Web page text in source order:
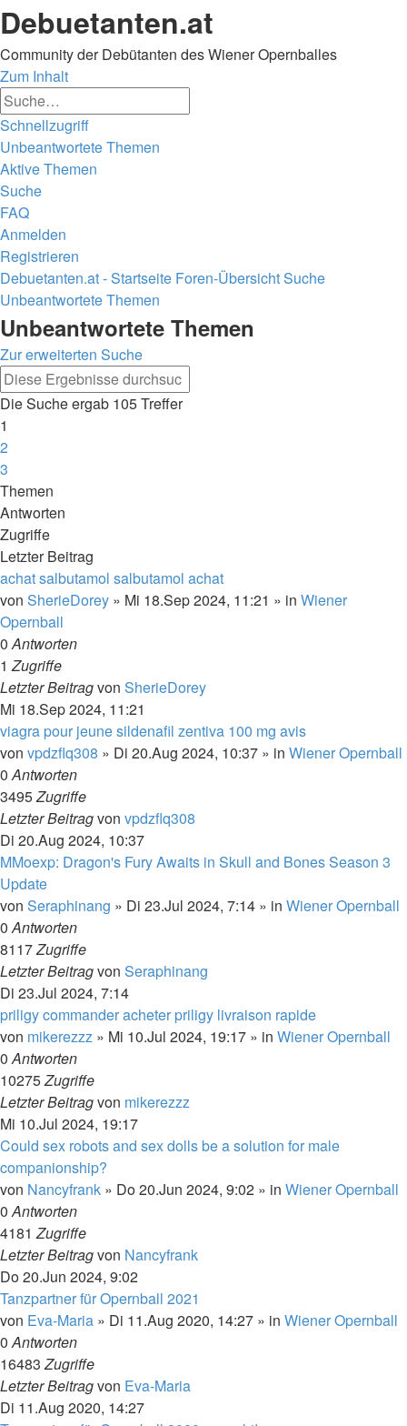
Debuetanten.at
Community der Debütanten des Wiener Opernballes
Zum Inhalt
Schnellzugriff
Unbeantwortete Themen
Aktive Themen
Suche
FAQ
Anmelden
Registrieren
Debuetanten.at - Startseite Foren-ÜbersichtSuche
Unbeantwortete Themen
Suche
Unbeantwortete Themen
Zur erweiterten Suche
Die Suche ergab 105 Treffer
1
2
3
Nächste
Themen
Antworten
Zugriffe
Letzter Beitrag
achat salbutamol salbutamol achat
von SherieDorey » Mi 18.Sep 2024, 11:21 » in Wiener
Opernball
0Antworten
1Zugriffe
Letzter Beitragvon SherieDorey
Mi 18.Sep 2024, 11:21
viagra pour jeune sildenafil zentiva 100 mg avis
von vpdzflq308 » Di 20.Aug 2024, 10:37 » in Wiener Opernball
0Antworten
3495Zugriffe
Letzter Beitragvon vpdzflq308
Di 20.Aug 2024, 10:37
MMoexp: Dragon's Fury Awaits in Skull and Bones Season 3
Update
von Seraphinang » Di 23.Jul 2024, 7:14 » in Wiener Opernball
0Antworten
8117Zugriffe
Letzter Beitragvon Seraphinang
Di 23.Jul 2024, 7:14
priligy commander acheter priligy livraison rapide
von mikerezzz » Mi 10.Jul 2024, 19:17 » in Wiener Opernball
0Antworten
10275Zugriffe
Letzter Beitragvon mikerezzz
Mi 10.Jul 2024, 19:17
Could sex robots and sex dolls be a solution for male
companionship?
von Nancyfrank » Do 20.Jun 2024, 9:02 » in Wiener Opernball
0Antworten
4181Zugriffe
Letzter Beitragvon Nancyfrank
Do 20.Jun 2024, 9:02
Tanzpartner für Opernball 2021
von Eva-Maria » Di 11.Aug 2020, 14:27 » in Wiener Opernball
0Antworten
16483Zugriffe
Letzter Beitragvon Eva-Maria
Di 11.Aug 2020, 14:27